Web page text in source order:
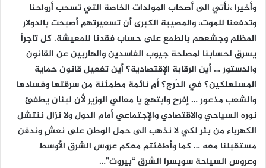
وأخيرا ،نأتي الى أصحاب المولدات الخاصة التي تسحب أرواحنا
وتدفعنا للموت، والمصيبة الكبرى أن تسعيرتهم أصبحت بالدولار
المظلم وجشعهم بالطمع على حساب فقدنا للمعيشة. كل تاجراً
يسرق لحسابنا لمصلحة جيوب الفاسدين والهاربين عن القانون
والدستور … أين الرقابة الإقتصادية؟ أين تفعيل قانون حماية
المستهلكين؟ في الدُرج؟ أم نائمة مطمئنة من سرقتها وفسادها
والشعب مذعور … إفرح وابتهج يا معالي الوزير لأن لبنان يطفئ
نوره السياحي والاقتصادي والإجتماعي أمام الدول ولا نزال ننتشل
الكهرباء من بئر لكي لا نذهب الى حمل الوطن على نعشٍ وندفن
مستقبلنا معه … كما وأطفئتم معكم عروس الشرق الأوسط
وعروس السياحة سويسرا الشرق “بيروت”…